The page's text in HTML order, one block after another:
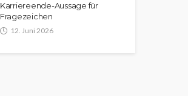
Karriereende-Aussage für
Fragezeichen
12. Juni 2026